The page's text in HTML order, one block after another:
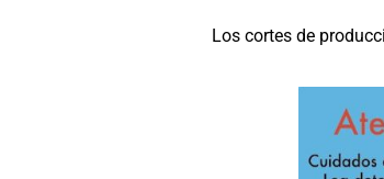
Los cortes de